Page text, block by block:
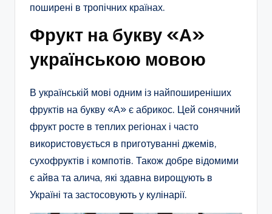
поширені в тропічних країнах.
Фрукт на букву «А»
українською мовою
В українській мові одним із найпоширеніших
фруктів на букву «А» є абрикос. Цей сонячний
фрукт росте в теплих регіонах і часто
використовується в приготуванні джемів,
сухофруктів і компотів. Також добре відомими
є айва та алича, які здавна вирощують в
Україні та застосовують у кулінарії.